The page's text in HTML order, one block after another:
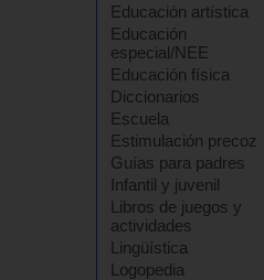
Educación artística
Educación
especial/NEE
Educación física
Diccionarios
Escuela
Estimulación precoz
Guías para padres
Infantil y juvenil
Libros de juegos y
actividades
Lingüística
Logopedia